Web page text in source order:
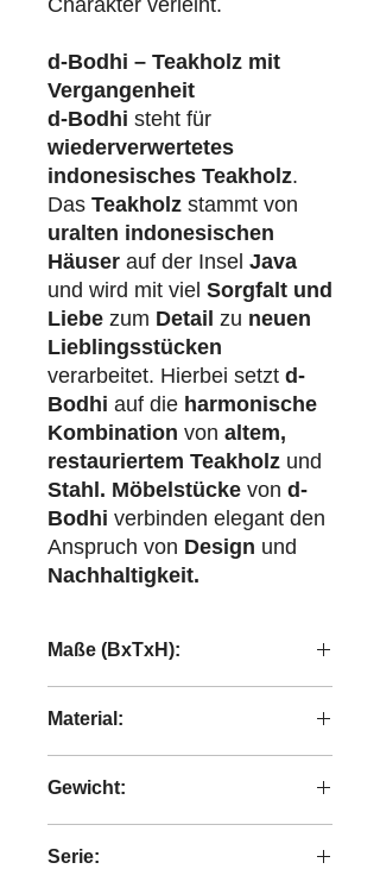
d-Bodhi – Teakholz mit
Vergangenheit
d-Bodhi steht für
wiederverwertetes
indonesisches Teakholz.
Das Teakholz stammt von
uralten indonesischen
Häuser auf der Insel Java
und wird mit viel Sorgfalt und
Liebe zum Detail zu neuen
Lieblingsstücken
verarbeitet. Hierbei setzt d-
Bodhi auf die harmonische
Kombination von altem,
restauriertem Teakholz und
Stahl. Möbelstücke von d-
Bodhi verbinden elegant den
Anspruch von Design und
Nachhaltigkeit.
Maße (BxTxH):
Material:
Gewicht:
Serie: